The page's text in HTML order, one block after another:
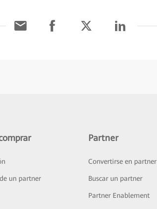
un partner
Partner
Convertirse en partner
Buscar un partner
Partner Enablement